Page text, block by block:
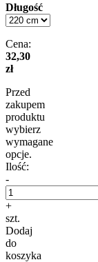
Długość
Cena:
32,30
zł
Przed
zakupem
produktu
wybierz
wymagane
opcje.
Ilość:
-
+
szt.
Dodaj
do
koszyka